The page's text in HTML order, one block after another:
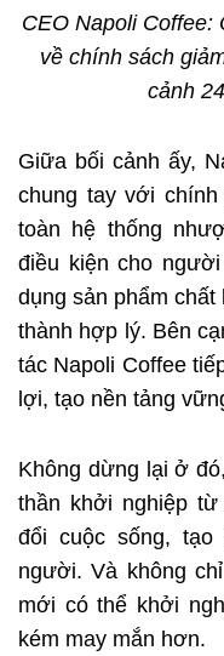
CEO Napoli
về chính sách
cảnh
Giữa bối cảnh ấy,
chung tay với
toàn hệ thống
điều kiện cho
dụng sản phẩm
thành hợp lý. Bên
tác Napoli Coffee
lợi, tạo nền tảng
Không dừng lại ở
thần khởi nghiệp
đổi cuộc sống,
người. Và không
mới có thể khởi
kém may mắn hơn.